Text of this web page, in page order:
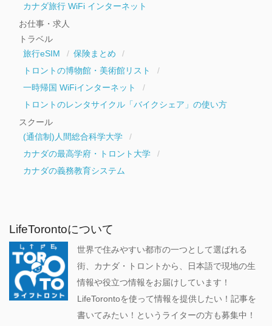
カナダ旅行 WiFi インターネット
お仕事・求人
トラベル
旅行eSIM
保険まとめ
トロントの博物館・美術館リスト
一時帰国 WiFiインターネット
トロントのレンタサイクル「バイクシェア」の使い方
スクール
(通信制)人間総合科学大学
カナダの最高学府・トロント大学
カナダの義務教育システム
LifeTorontoについて
世界で住みやすい都市の一つとして選ばれる
街、カナダ・トロントから、日本語で現地の生
情報や役立つ情報をお届けしています！
LifeTorontoを使って情報を提供したい！記事を
書いてみたい！というライターの方も募集中！